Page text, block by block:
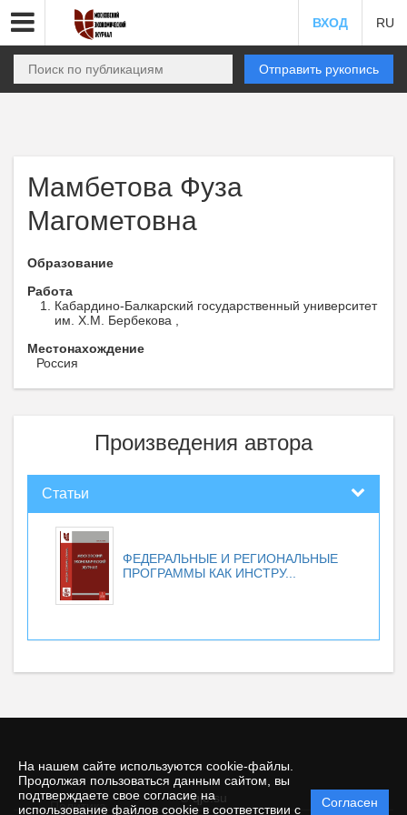
На нашем сайте используются cookie-файлы.
Продолжая пользоваться данным сайтом, вы
подтверждаете свое согласие на
использование файлов cookie в соответствии с
Согласен
ВХОД RU
Отправить рукопись
Мамбетова Фуза
Магометовна
Образование
Работа
Кабардино-Балкарский государственный университет
им. Х.М. Бербекова ,
Местонахождение
Россия
Произведения автора
Статьи
ФЕДЕРАЛЬНЫЕ И РЕГИОНАЛЬНЫЕ
ПРОГРАММЫ КАК ИНСТРУ...
© qje.su
Политика